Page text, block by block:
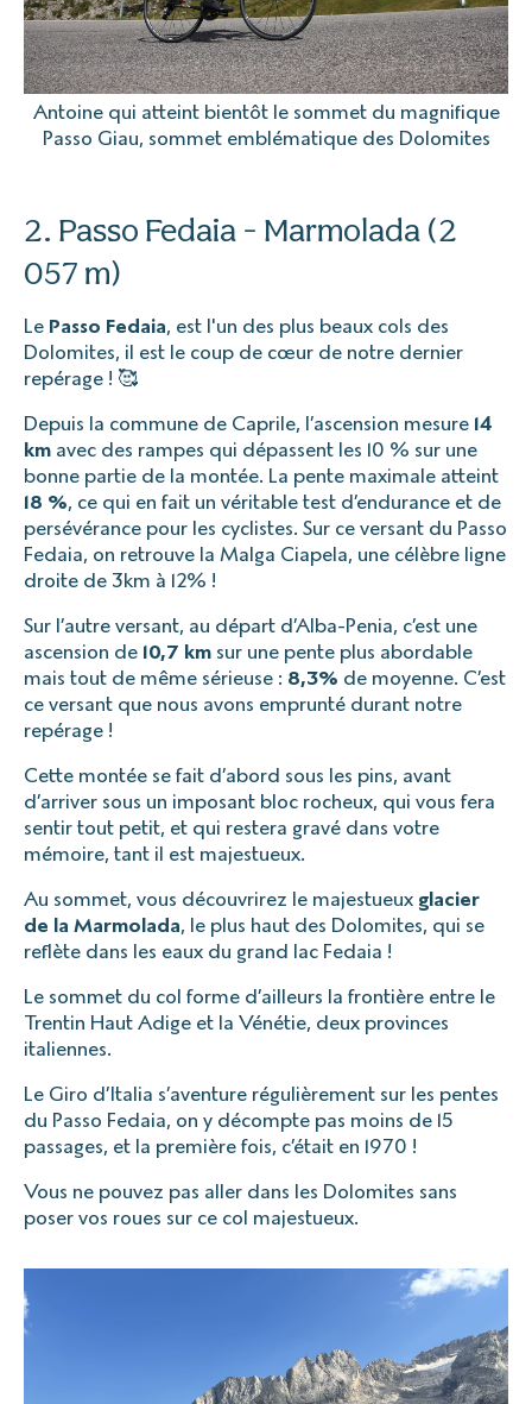
Antoine qui atteint bientôt le sommet du magnifique
Passo Giau, sommet emblématique des Dolomites
2. Passo Fedaia - Marmolada (2
057 m)
Le Passo Fedaia, est l'un des plus beaux cols des
Dolomites, il est le coup de cœur de notre dernier
repérage ! 🥰
Depuis la commune de Caprile, l’ascension mesure 14
km avec des rampes qui dépassent les 10 % sur une
bonne partie de la montée. La pente maximale atteint
18 %, ce qui en fait un véritable test d’endurance et de
persévérance pour les cyclistes. Sur ce versant du Passo
Fedaia, on retrouve la Malga Ciapela, une célèbre ligne
droite de 3km à 12% !
Sur l’autre versant, au départ d’Alba-Penia, c’est une
ascension de 10,7 km sur une pente plus abordable
mais tout de même sérieuse : 8,3% de moyenne. C’est
ce versant que nous avons emprunté durant notre
repérage !
Cette montée se fait d’abord sous les pins, avant
d’arriver sous un imposant bloc rocheux, qui vous fera
sentir tout petit, et qui restera gravé dans votre
mémoire, tant il est majestueux.
Au sommet, vous découvrirez le majestueux glacier
de la Marmolada, le plus haut des Dolomites, qui se
reflète dans les eaux du grand lac Fedaia !
Le sommet du col forme d’ailleurs la frontière entre le
Trentin Haut Adige et la Vénétie, deux provinces
italiennes.
Le Giro d’Italia s’aventure régulièrement sur les pentes
du Passo Fedaia, on y décompte pas moins de 15
passages, et la première fois, c’était en 1970 !
Vous ne pouvez pas aller dans les Dolomites sans
poser vos roues sur ce col majestueux.